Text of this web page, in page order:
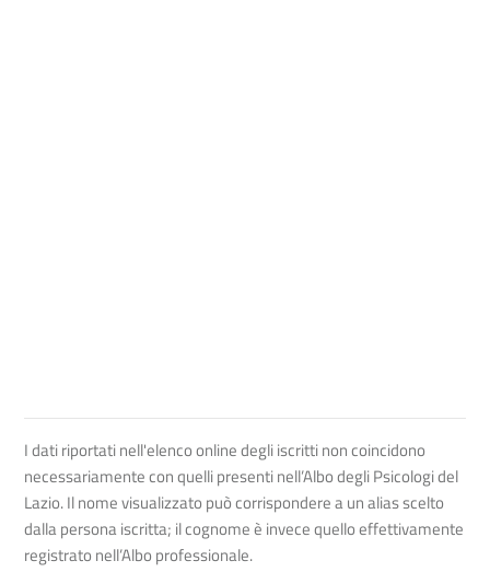
I dati riportati nell'elenco online degli iscritti non coincidono
necessariamente con quelli presenti nell’Albo degli Psicologi del
Lazio. Il nome visualizzato può corrispondere a un alias scelto
dalla persona iscritta; il cognome è invece quello effettivamente
registrato nell’Albo professionale.